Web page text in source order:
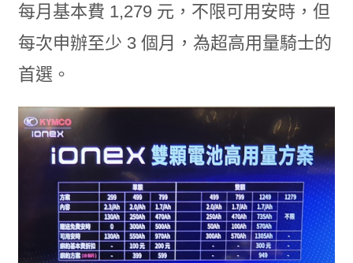
每月基本費 1,279 元，不限可用安時，但
每次申辦至少 3 個月，為超高用量騎士的
首選。